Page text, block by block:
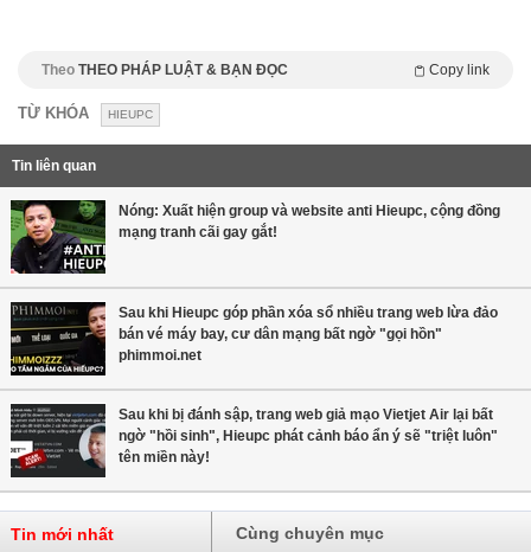
Theo THEO PHÁP LUẬT & BẠN ĐỌC Copy link
TỪ KHÓA HIEUPC
Tin liên quan
Nóng: Xuất hiện group và website anti Hieupc, cộng đồng
mạng tranh cãi gay gắt!
Sau khi Hieupc góp phần xóa sổ nhiều trang web lừa đảo
bán vé máy bay, cư dân mạng bất ngờ "gọi hồn"
phimmoi.net
Sau khi bị đánh sập, trang web giả mạo Vietjet Air lại bất
ngờ "hồi sinh", Hieupc phát cảnh báo ẩn ý sẽ "triệt luôn"
tên miền này!
Tin mới nhất Cùng chuyên mục